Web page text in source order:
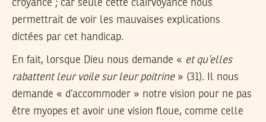
croyance ; car seule cette clairvoyance nous
permettrait de voir les mauvaises explications
dictées par cet handicap.
En fait, lorsque Dieu nous demande « et qu’elles
rabattent leur voile sur leur poitrine» (31). Il nous
demande « d’accommoder » notre vision pour ne pas
être myopes et avoir une vision floue, comme celle